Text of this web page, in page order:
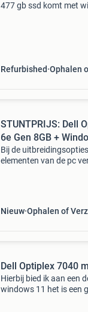
477 gb ssd komt met
Refurbished Ophalen
STUNTPRIJS: Dell
6e Gen 8GB +
Bij de
elementen van de pc
Nieuw Ophalen of
Dell Optiplex 7040
Hierbij bied ik aan een
windows 11 het is een